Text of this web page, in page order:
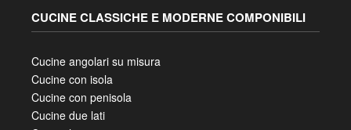
CUCINE CLASSICHE E MODERNE COMPONIBILI
Cucine angolari su misura
Cucine con isola
Cucine con penisola
Cucine due lati